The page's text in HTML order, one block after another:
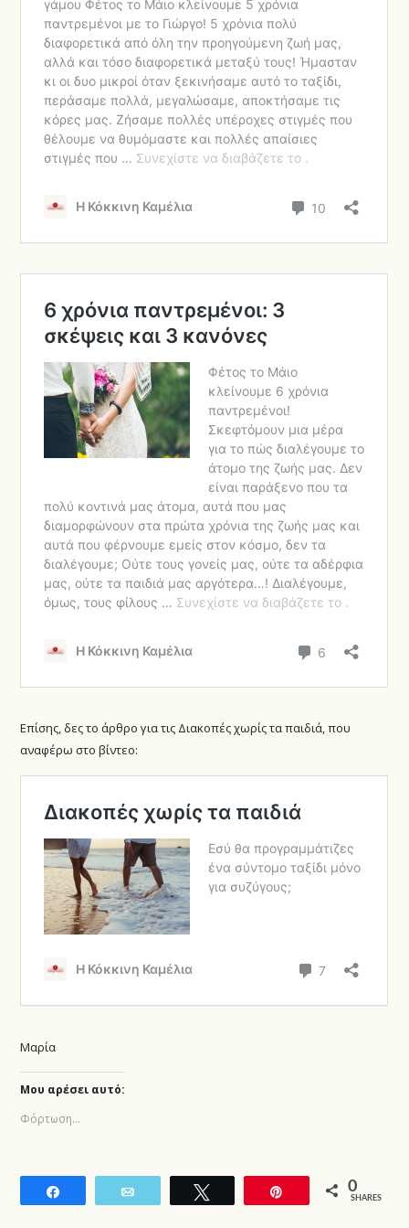
Επίσης, δες το άρθρο για τις Διακοπές χωρίς τα παιδιά, που
αναφέρω στο βίντεο:
Μαρία
Μου αρέσει αυτό:
Φόρτωση...
0
SHARES